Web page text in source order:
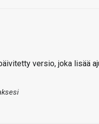
versio, joka lisää